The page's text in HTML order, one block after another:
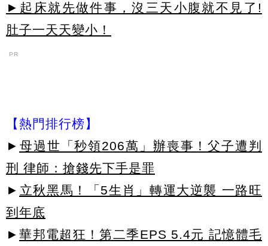
►起床就先做件事，沒三天小腹就不見了!
肚子一天天變小！
PR
【熱門排行榜】
► 母過世「秒領206萬」辦喪事！父子遭判
刑 律師：搶錢先下手是罪
► 立秋黑馬！「5生肖」轉運大逆襲 一路旺
到年底
► 華邦電超狂！第二季EPS 5.4元 記憶體毛